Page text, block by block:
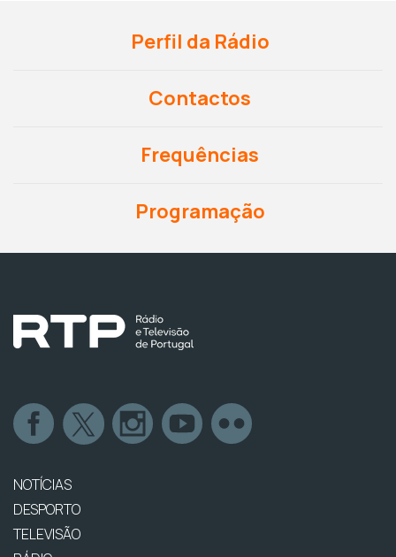
Perfil da Rádio
Contactos
Frequências
Programação
NOTÍCIAS
DESPORTO
TELEVISÃO